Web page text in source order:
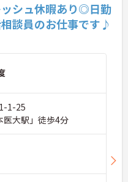
ッシュ休暇あり◎日勤
談員のお仕事です♪
1-25
医大駅」徒歩4分